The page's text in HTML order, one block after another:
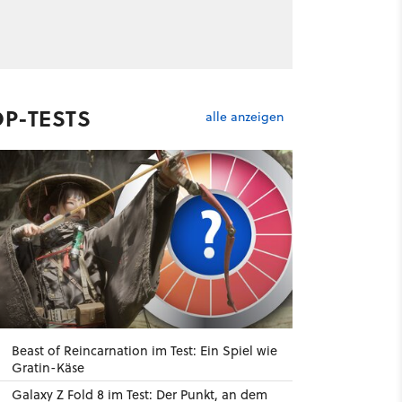
TESTS alle anzeigen
Beast of Reincarnation im Test: Ein Spiel wie
Gratin-Käse
Galaxy Z Fold 8 im Test: Der Punkt, an dem